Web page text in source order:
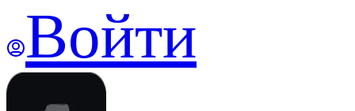
Войти